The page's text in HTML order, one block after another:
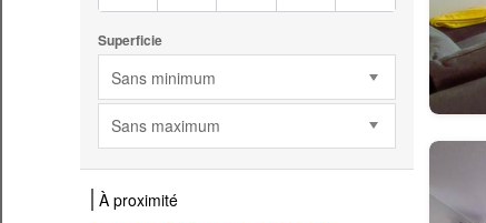
Superficie
Sans minimum
Sans maximum
À proximité